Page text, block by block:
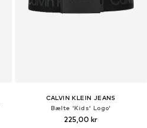
CALVIN KLEIN JEANS
Bælte 'Kids' Logo'
225,00 kr